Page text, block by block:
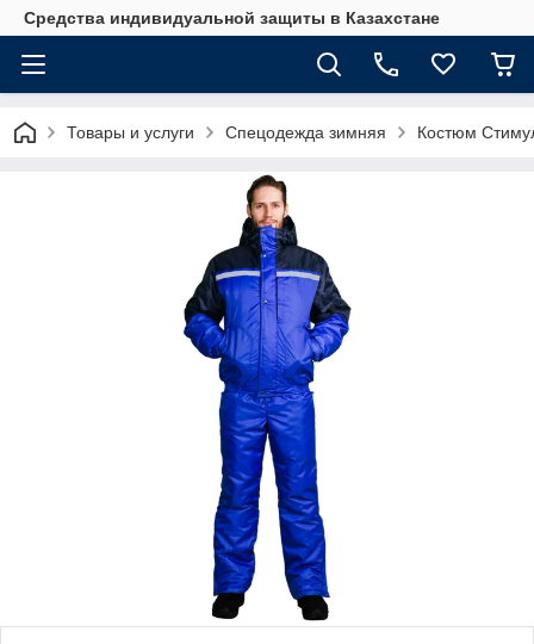
Средства индивидуальной защиты в Казахстане
Товары и услуги Спецодежда зимняя Костюм